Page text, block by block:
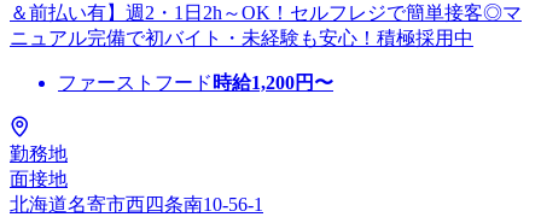
＆前払い有】週2・1日2h～OK！セルフレジで簡単接客◎マ
ニュアル完備で初バイト・未経験も安心！積極採用中
ファーストフード 時給1,200円〜
勤務地
面接地
北海道名寄市西四条南10-56-1